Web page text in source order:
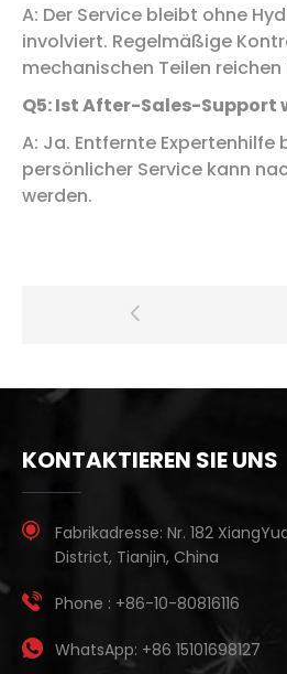
A: Der Service bleibt ohne
involviert. Regelmäßige
mechanischen Teilen reichen
Q5: Ist After-Sales-
A: Ja. Entfernte Expertenhilfe
persönlicher Service kann
werden.
KONTAKTIEREN SIE UNS
Fabrikadresse: Nr. 182
District, Tianjin, China
Phone : +86-10-80816116
WhatsApp: +86 15101698127